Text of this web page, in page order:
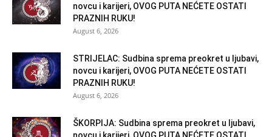
novcu i karijeri, OVOG PUTA NEĆETE OSTATI
PRAZNIH RUKU!
August 6, 2026
STRIJELAC: Sudbina sprema preokret u ljubavi,
novcu i karijeri, OVOG PUTA NEĆETE OSTATI
PRAZNIH RUKU!
August 6, 2026
ŠKORPIJA: Sudbina sprema preokret u ljubavi,